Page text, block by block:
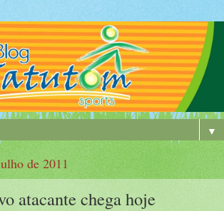
▼
de 2011
atacante chega hoje